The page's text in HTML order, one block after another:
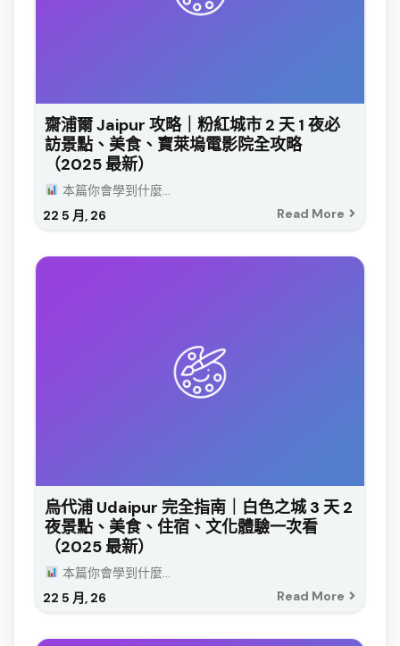
齋浦爾 Jaipur 攻略｜粉紅城市 2 天 1 夜必
訪景點、美食、寶萊塢電影院全攻略
（2025 最新）
22 5 月, 26
本篇你會學到什麼...
Read More
烏代浦 Udaipur 完全指南｜白色之城 3 天 2
夜景點、美食、住宿、文化體驗一次看
（2025 最新）
22 5 月, 26
本篇你會學到什麼...
Read More